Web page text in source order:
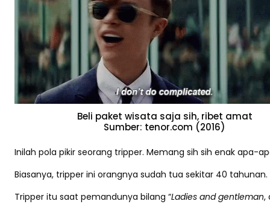
Beli paket wisata saja sih, ribet amat
Sumber: tenor.com (2016)
Inilah pola pikir seorang tripper. Memang sih sih enak
Biasanya, tripper ini orangnya sudah tua sekitar 40
Tripper itu saat pemandunya bilang “Ladies and gentleman,